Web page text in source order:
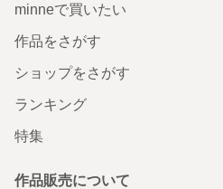
minneで買いたい
作品をさがす
ショップをさがす
ランキング
特集
作品販売について